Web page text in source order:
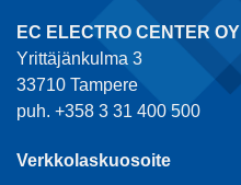
EC ELECTRO CENTER OY
Yrittäjänkulma 3
33710 Tampere
puh. +358 3 31 400 500
Verkkolaskuosoite